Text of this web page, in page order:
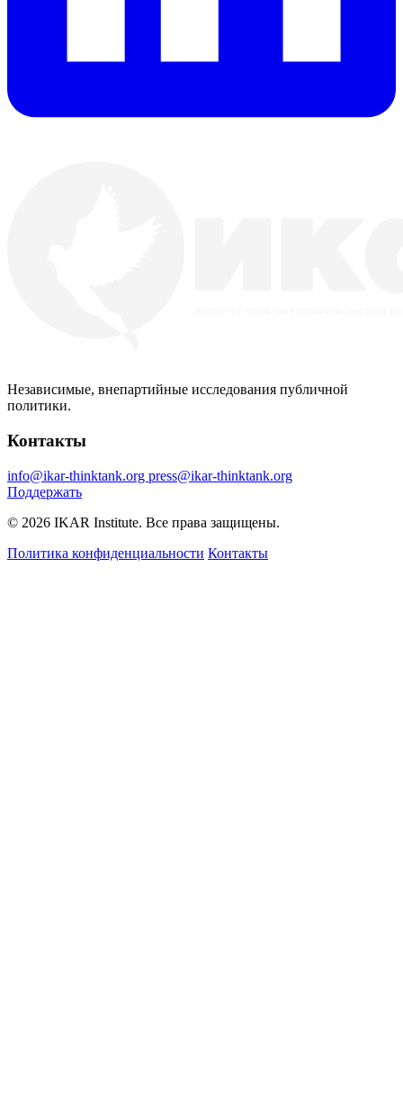
Независимые, внепартийные исследования публичной
политики.
Контакты
info@ikar-thinktank.org press@ikar-thinktank.org
Поддержать
© 2026 IKAR Institute. Все права защищены.
Политика конфиденциальности Контакты